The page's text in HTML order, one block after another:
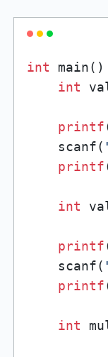
int
int
printf
    scanf(
printf
int
printf
    scanf(
printf
int